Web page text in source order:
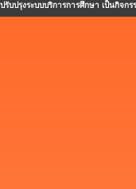
รับปรุงระบบบริการการศึกษา เป็นกิ